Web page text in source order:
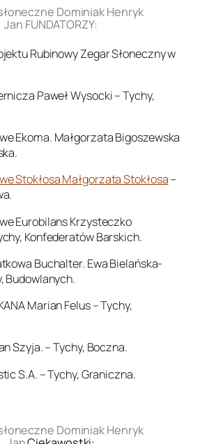
Dominiak Henryk
Jan FUNDATORZY:
Rubinowy Zegar Słoneczny w
Paweł Wysocki – Tychy,
Ekoma. Małgorzata Bigoszewska
Stokłosa Małgorzata Stokłosa–
Eurobilans Krzysteczko
Konfederatów Barskich.
Buchalter. Ewa Bielańska-
Budowlanych.
Marian Felus – Tychy,
Szyja. – Tychy, Boczna.
S.A. – Tychy, Graniczna.
Dominiak Henryk